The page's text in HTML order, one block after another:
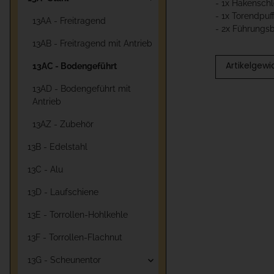
- 1x
- 1x
- 2x
13AA - Freitragend
13AB - Freitragend mit Antrieb
13AC - Bodengeführt
13AD - Bodengeführt mit
Antrieb
13AZ - Zubehör
13B - Edelstahl
13C - Alu
13D - Laufschiene
13E - Torrollen-Hohlkehle
13F - Torrollen-Flachnut
13G - Scheunentor